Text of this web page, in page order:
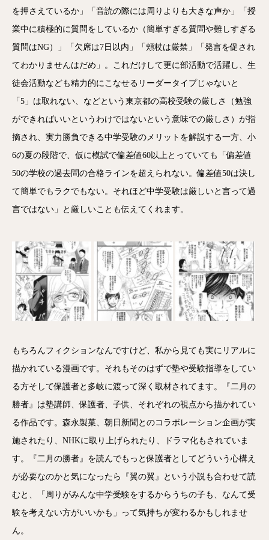
を押さえているか」「音読の際には周りよりも大きな声か」「授
業中に積極的に質問をしているか（簡単すぎる質問や難しすぎる
質問はNG）」「欠席は7日以内」「頬杖は厳禁」「発言を促され
てわかりませんはだめ」。これだけして更に部活動で活躍し、生
徒会活動なども精力的にこなせるリーダータイプじゃないと
「5」は取れない、などという東京都の高校受験の厳しさ（勉強
ができればいいというわけではないという意味での厳しさ）が指
摘され、実力勝負できる中学受験のメリットを解説する一方、小
6の夏の段階で、仮に模試で偏差値60以上とっていても「偏差値
50の学校の過去問の合格ラインを超えられない。偏差値50は決し
て簡単でもラクでもない。それほど中学受験は厳しいと言って過
言ではない」と厳しいことも伝えてくれます。
もちろんフィクションなんですけど、私から見ても実にリアルに
描かれている漫画です。それもそのはずで塾や受験指導をしてい
る方そして保護者と多岐に渡って深く取材されてます。『二月の
勝者』は塾講師、保護者、子供、それぞれの視点から描かれてい
る作品です。森永製菓、朝日新聞とのコラボレーション企画が実
施されたり、NHKに取り上げられたり、ドラマ化もされていま
す。『二月の勝者』を読んでもっと保護者としてどういう心構え
が必要なのかと気になったら『翼の翼』という小説も合わせて読
むと、「周りがみんな中学受験をするからうちの子も、なんて受
験を考えない方がいいかも」って気持ちが変わるかもしれませ
ん。